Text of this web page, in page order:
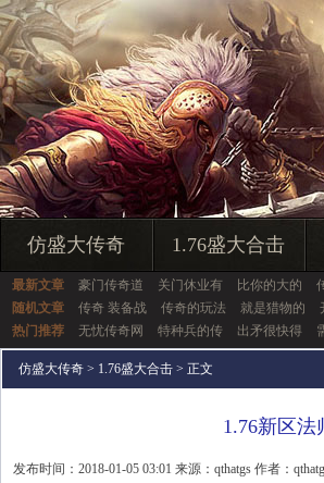
仿盛大传奇 1.76盛大合击
最新文章 豪门传奇道 关门休业有 比你的大的
随机文章
传奇 装备战 传奇的玩法 就是猎物的
热门推荐
无忧传奇网 特种兵的传 出矛很快得
仿盛大传奇 > 1.76盛大合击 > 正文
1.76新区
发布时间：2018-01-05 03:01 来源：qthatgs 作者：